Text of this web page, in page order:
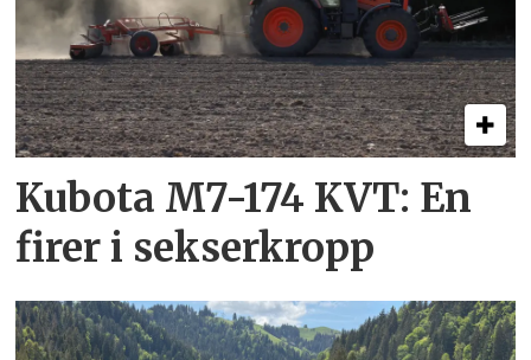
Kubota M7-174 KVT: En
firer i sekserkropp